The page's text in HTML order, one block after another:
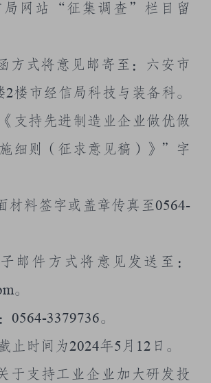
局网站“征集调查”栏目 留
方式将意见邮寄至：六安市
2楼市经信局科技与装备科。
支持先进制造业企业做优做
细则（征求意见稿）》”字
材料签字或盖章传真至0564-
邮件方式将意见发送至：
。
0564-3379736。
止时间为2024年5 月 12 日。
于支持工业企业加大研发投